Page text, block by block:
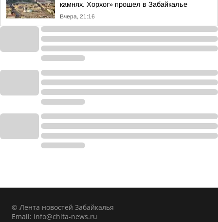
камнях. Хорхог» прошел в Забайкалье
Вчера, 21:16
© Лента новостей Забайкалья
Email: info@chita-news.ru